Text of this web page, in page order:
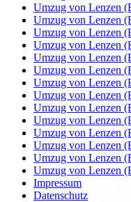
Umzug von Lenzen
Umzug von Lenzen
Umzug von Lenzen
Umzug von Lenzen
Umzug von Lenzen
Umzug von Lenzen
Umzug von Lenzen
Umzug von Lenzen
Umzug von Lenzen
Umzug von Lenzen
Umzug von Lenzen
Umzug von Lenzen
Umzug von Lenzen
Umzug von Lenzen
Impressum
Datenschutz